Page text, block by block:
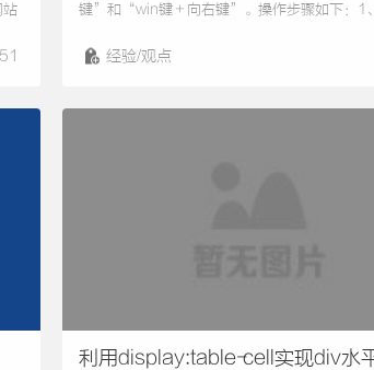
站
表
键”和“win键＋向右键”。操作步骤如下：1
半，首先点击打开EXCEL表格。2、然后按下
换到屏幕的左侧并占据屏幕的一半位置。4、
经验/观点
利用display:table-cell实现div水